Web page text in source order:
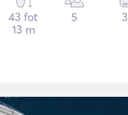
43 fot
13 m
5 3